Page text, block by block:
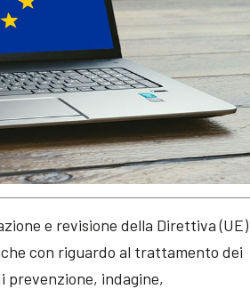
e revisione della Direttiva (UE)
con riguardo al trattamento dei
indagine,